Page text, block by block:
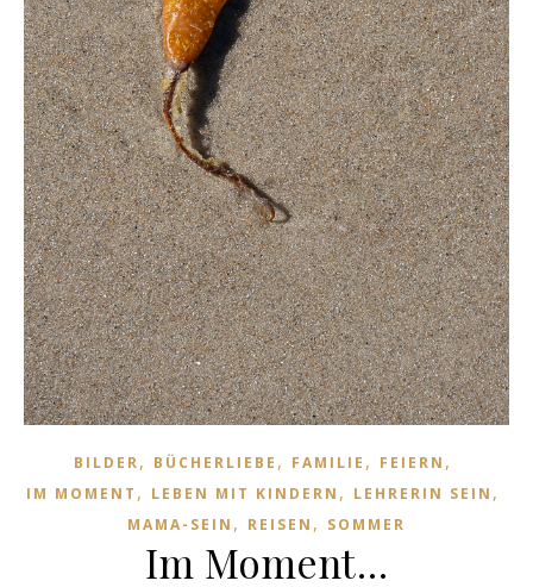
BILDER, BÜCHERLIEBE , FAMILIE , FEIERN ,
IM MOMENT , LEBEN MIT KINDERN , LEHRERIN SEIN ,
MAMA-SEIN , REISEN , SOMMER
Im Moment…